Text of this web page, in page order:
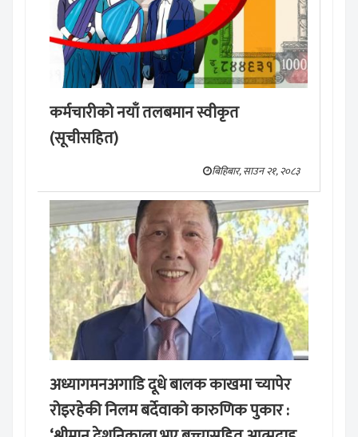
कर्मचारीको नयाँ तलबमान स्वीकृत
(सूचीसहित)
बिहिबार, साउन २१, २०८३
अध्यागमनअगाडि दूधे बालक काखमा च्यापेर
रोइरहेकी निलम बर्देवाको कारुणिक पुकार :